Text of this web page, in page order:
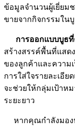
ข้อมูลจำนวนผู้เยี่ยม
ขายจากกิจกรรมใน
การออกแบบบูธที่
สร้างสรรค์พื้นที่แสด
ของลูกค้าและความ
การใส่ใจรายละเอี
จะช่วยให้กลุ่มเป้าห
ระยะยาว
หากคุณกำลังมอง